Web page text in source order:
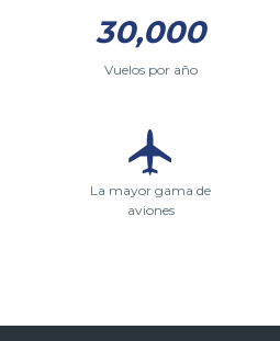
30,000
Vuelos por año
La mayor gama de
aviones